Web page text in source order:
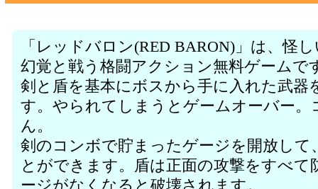
「レッドバロン(RED BARON)」は、怪
幻覚と戦う格闘アクション無料ゲームで
剣と盾を基本にボスから手に入れた武
す。やられてしまうとゲームオーバー
ん。
剣のコンボで貯まったゲージを開放して
とができます。盾は正面の攻撃をすべ
ージがなくなると破壊されます。